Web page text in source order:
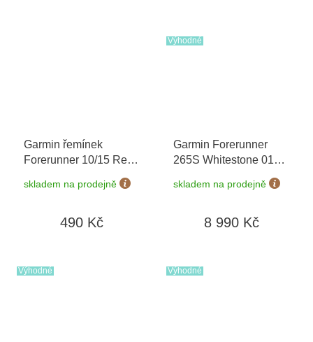
Garmin řemínek
Forerunner 10/15 Red
skladem na prodejně
490 Kč
Výhodné
Garmin Forerunner
265S Whitestone 010-
+ možnost
výměny do 90 dní
skladem na prodejně
8 990 Kč
Výhodné Výhodné